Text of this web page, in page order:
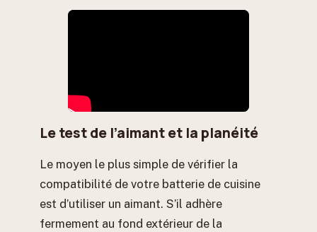
Le test de l’aimant et la planéité
Le moyen le plus simple de vérifier la
compatibilité de votre batterie de cuisine
est d’utiliser un aimant. S’il adhère
fermement au fond extérieur de la